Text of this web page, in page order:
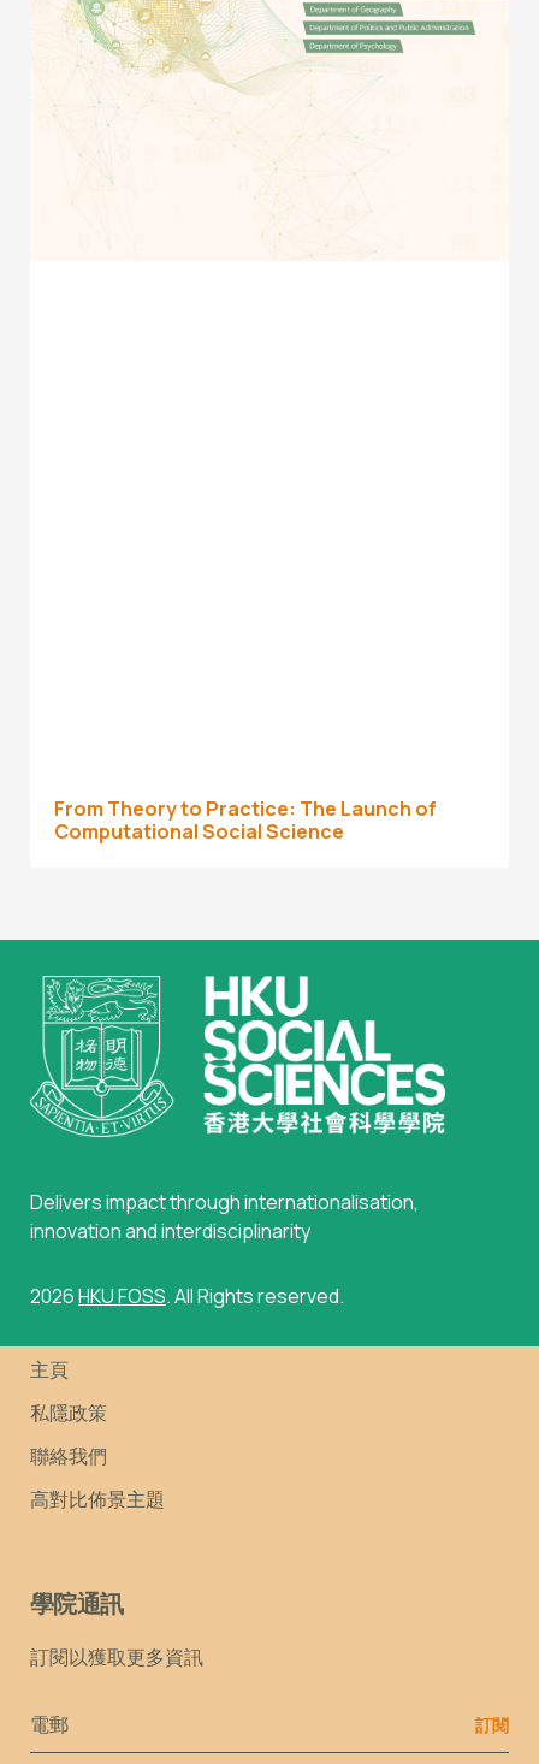
From Theory to Practice: The Launch of
Computational Social Science
Delivers impact through internationalisation,
innovation and interdisciplinarity
2026HKU FOSS. All Rights reserved.
主頁
私隱政策
聯絡我們
高對比佈景主題
學院通訊
訂閱以獲取更多資訊